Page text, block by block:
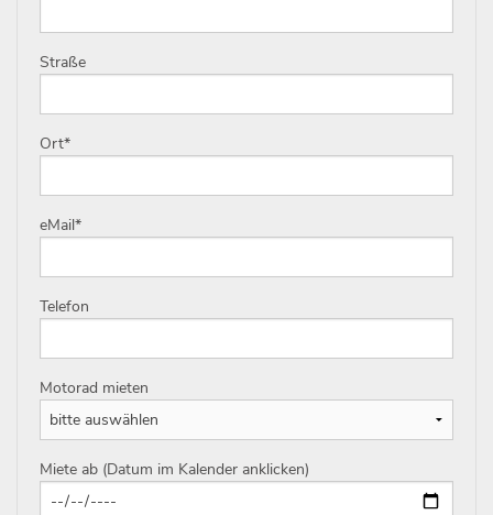
Straße
Ort*
eMail*
Telefon
Motorad mieten
Miete ab (Datum im Kalender anklicken)